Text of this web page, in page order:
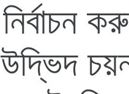
নির্বাচন
উদ্ভিদ